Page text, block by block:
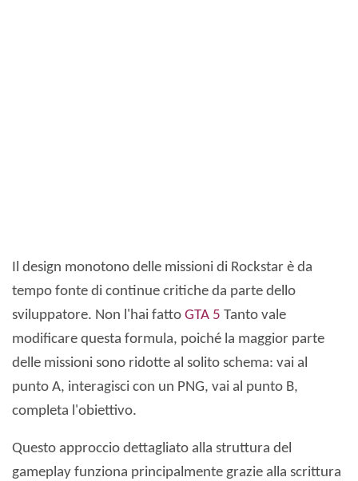
Il design monotono delle missioni di Rockstar è da
tempo fonte di continue critiche da parte dello
sviluppatore. Non l'hai fatto GTA 5 Tanto vale
modificare questa formula, poiché la maggior parte
delle missioni sono ridotte al solito schema: vai al
punto A, interagisci con un PNG, vai al punto B,
completa l'obiettivo.
Questo approccio dettagliato alla struttura del
gameplay funziona principalmente grazie alla scrittura